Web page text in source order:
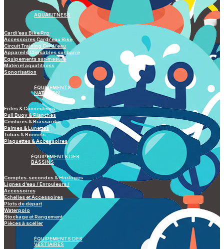
AQUAFITNESS
Cardi’eau Bike Pro
Accessoires Cardi'eau Bike
Circuit Training Cardi’eau
Appareils Clipsables sur barre
Equipements sur-mesure
Matériel aquafitness
Sonorisation
ÉQUIPEMENTS
NATATION
Frites & Connecteurs
Pull Buoy & Planches
Ceintures & Brassards
Palmes & Lunettes
Tubas & Bonnets
Plaquettes & Accessoires
ÉQUIPEMENTS DES
BASSINS
Comptes-secondes & Horloges
Lignes d’eau / Enrouleurs /
Accessoires
Echelles et Accessoires
Plots de départ
Waterpolo
Stockage et Rangement
Pièces à sceller
ÉQUIPEMENTS DES
VESTIAIRES